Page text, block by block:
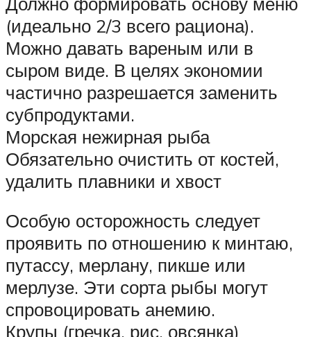
(идеально 2/3 всего рациона).
Можно давать вареным или в
сыром виде. В целях экономии
частично разрешается заменить
субпродуктами.
Морская нежирная рыба
Обязательно очистить от костей,
удалить плавники и хвост
Особую осторожность следует
проявить по отношению к минтаю,
путассу, мерлану, пикше или
мерлузе. Эти сорта рыбы могут
спровоцировать анемию.
Крупы (гречка, рис, овсянка)